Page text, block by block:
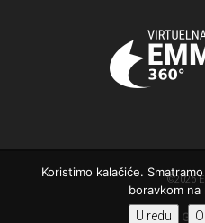
©2026
Gore
Koristimo kalačiće.
boravkom na
U redu